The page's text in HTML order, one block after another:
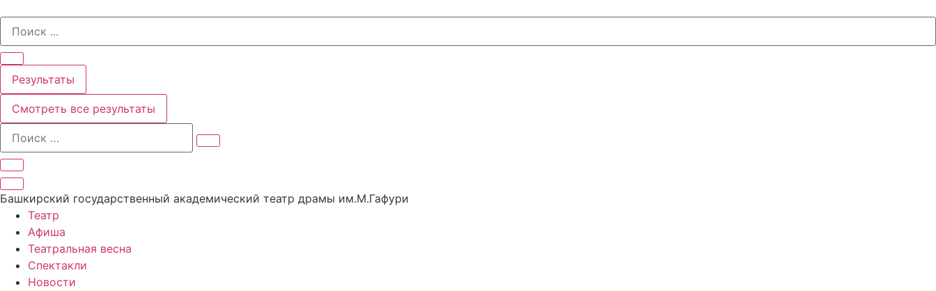
содержимому
Search
Результаты
Смотреть все результаты
Башкирский государственный академический театр драмы им.М.Гафури
Театр
Афиша
Театральная весна
Спектакли
Новости